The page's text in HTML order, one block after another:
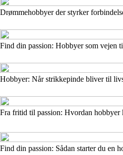
Drømmehobbyer der styrker
Find din passion: Hobbyer som vejen
Hobbyer: Når strikkepinde bliver til
Fra fritid til passion: Hvordan
Find din passion: Sådan starter du en